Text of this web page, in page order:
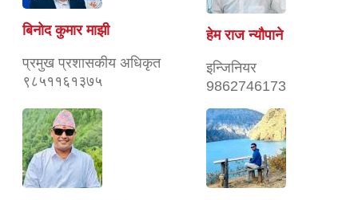
बिनोद कुमार माझी
प्रमुख प्रशासकीय अधिकृत
९८५११६१३७५
हेम राज न्यौपाने
इन्जिनियर
9862746173